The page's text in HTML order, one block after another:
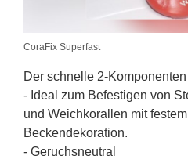
CoraFix Superfast
Der schnelle 2-
- Ideal zum Befestigen von
und Weichkorallen mit
Beckendekoration.
- Geruchsneutral